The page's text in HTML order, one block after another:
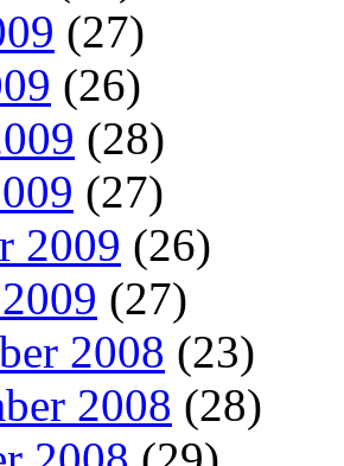
(27)
(26)
(28)
(27)
2009 (26)
(27)
2008 (23)
2008 (28)